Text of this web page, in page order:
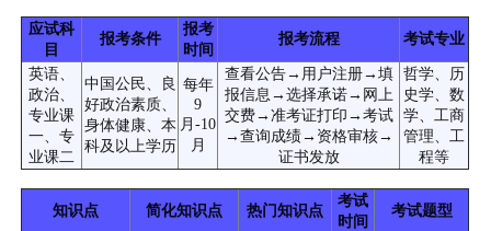
应试科
目
报考条件
报考
时间
报考流程
考试专业
英语、
政治、
专业课
一、专
业课二
中国公民、良
好政治素质、
身体健康、本
科及以上学历
每年
9
月-10
月
查看公告→用户注册→填
报信息→选择承诺→网上
交费→准考证打印→考试
→查询成绩→资格审核→
证书发放
哲学、历
史学、数
学、工商
管理、工
程等
知识点 简化知识点 热门知识点
考试
时间
考试题型